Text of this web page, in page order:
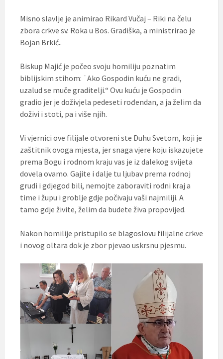
Misno slavlje je animirao Rikard Vučaj – Riki na čelu
zbora crkve sv. Roka u Bos. Gradiška, a ministrirao je
Bojan Brkić..
Biskup Majić je počeo svoju homiliju poznatim
biblijskim stihom: ¨Ako Gospodin kuću ne gradi,
uzalud se muče graditelji.“ Ovu kuću je Gospodin
gradio jer je doživjela pedeseti rođendan, a ja želim da
doživi i stoti, pa i više njih.
Vi vjernici ove filijale otvoreni ste Duhu Svetom, koji je
zaštitnik ovoga mjesta, jer snaga vjere koju iskazujete
prema Bogu i rodnom kraju vas je iz dalekog svijeta
dovela ovamo. Gajite i dalje tu ljubav prema rodnoj
grudi i gdjegod bili, nemojte zaboraviti rodni kraj a
time i župu i groblje gdje počivaju vaši najmiliji. A
tamo gdje živite, želim da budete živa propovijed.
Nakon homilije pristupilo se blagoslovu filijalne crkve
i novog oltara dok je zbor pjevao uskrsnu pjesmu.